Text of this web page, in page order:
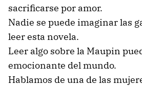
sacrificarse por amor.
Nadie se puede imaginar las
leer esta novela.
Leer algo sobre la Maupin
emocionante del mundo.
Hablamos de una de las